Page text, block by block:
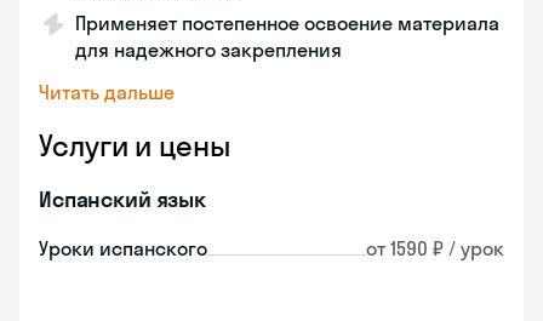
Применяет постепенное освоение материала
для надежного закрепления
Читать дальше
Услуги и цены
Испанский язык
Уроки испанского от 1590 ₽ / урок